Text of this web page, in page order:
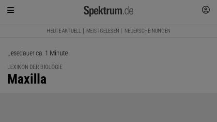
HEUTE AKTUELL MEISTGELESEN NEUERSCHEINUNGEN
Lesedauer ca. 1 Minute
LEXIKON DER BIOLOGIE
:
Maxilla